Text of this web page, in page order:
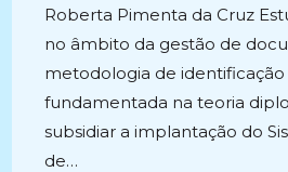
Roberta Pimenta da Cruz
no âmbito da gestão de
metodologia de identificação
fundamentada na teoria
subsidiar a implantação do
de…